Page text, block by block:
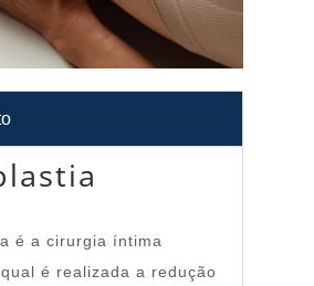
é a cirurgia íntima
é realizada a redução